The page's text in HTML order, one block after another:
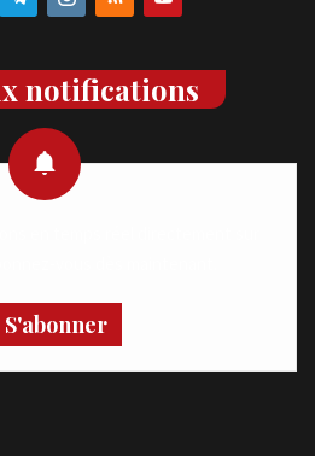
notifications
S'abonner